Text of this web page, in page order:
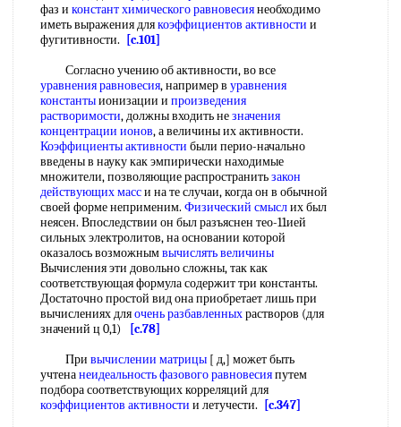
фаз и констант химического равновесиянеобходимо
иметь выражения длякоэффициентов активности и
фугитивности.
[c.101]
Согласно учению об активности, во все
уравнения равновесия, например в уравнения
константыионизации и произведения
растворимости, должны входить незначения
концентрации ионов, а величины их активности.
Коэффициенты активности были перио-начально
введены в науку как эмпирически находимые
множители, позволяющие распространитьзакон
действующих масси на те случаи, когда он в обычной
своей форме неприменим. Физический смыслих был
неясен. Впоследствии он был разъяснен тео-11ией
сильных электролитов, на основании которой
оказалось возможнымвычислять величины
Вычисления эти довольно сложны, так как
соответствующая формула содержит три константы.
Достаточно простой вид она приобретает лишь при
вычислениях дляочень разбавленныхрастворов (для
значений ц 0,1)
[c.78]
При вычислении матрицы [ д,] может быть
учтенанеидеальность фазового равновесияпутем
подбора соответствующих корреляций для
коэффициентов активности и летучести.
[c.347]